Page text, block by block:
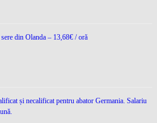
din Olanda – 13,68€ / oră
și necalificat pentru abator Germania. Salariu